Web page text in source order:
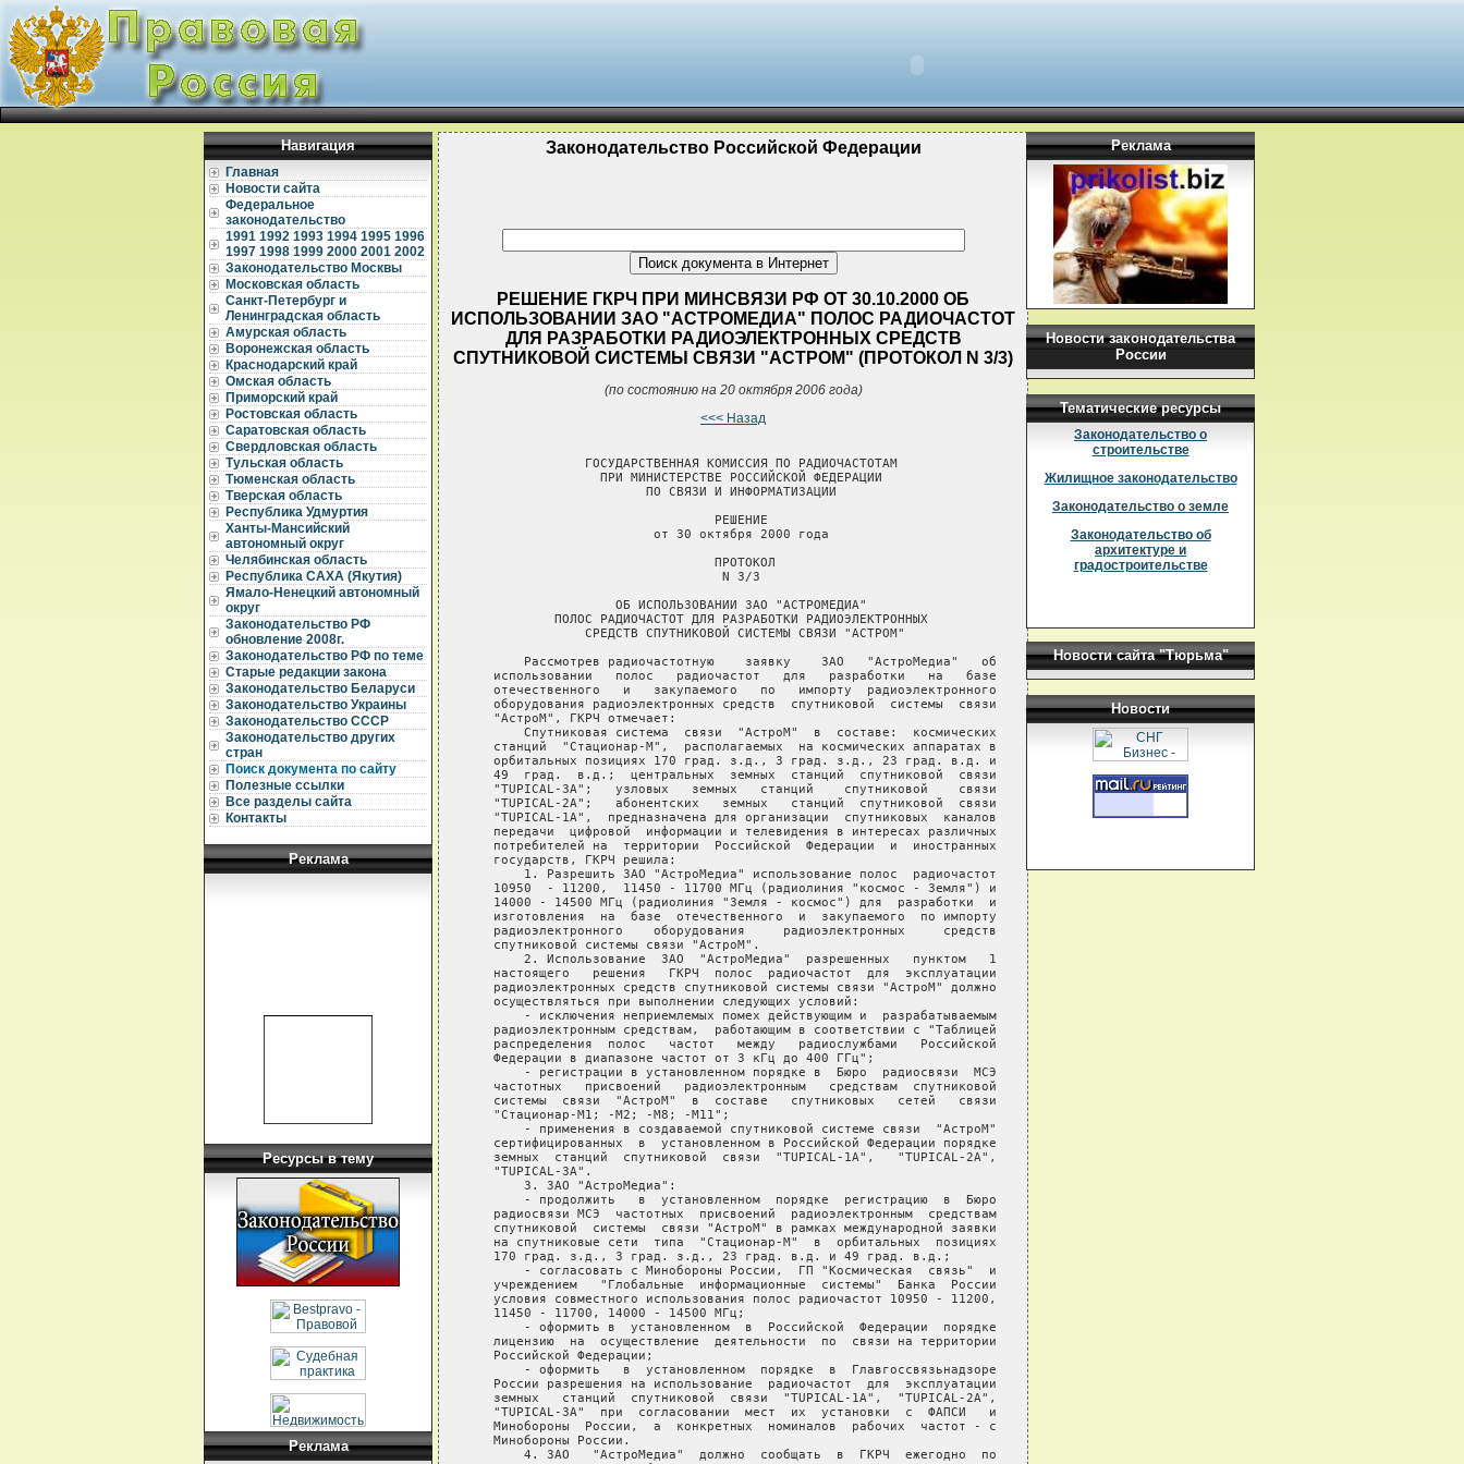
Навигация
Главная
Новости сайта
Федеральное
законодательство
1991 1992 1993 1994 1995 1996
1997 1998 1999 2000 2001 2002
Законодательство Москвы
Московская область
Санкт-Петербург и
Ленинградская область
Амурская область
Воронежская область
Краснодарский край
Омская область
Приморский край
Ростовская область
Саратовская область
Свердловская область
Тульская область
Тюменская область
Тверская область
Республика Удмуртия
Ханты-Мансийский
автономный округ
Челябинская область
Республика САХА (Якутия)
Ямало-Ненецкий автономный
округ
Законодательство РФ
обновление 2008г.
Законодательство РФ по теме
Старые редакции закона
Законодательство Беларуси
Законодательство Украины
Законодательство СССР
Законодательство других
стран
Поиск документа по сайту
Полезные ссылки
Все разделы сайта
Контакты
Реклама
Ресурсы в тему
Реклама
Законодательство Российской Федерации
РЕШЕНИЕ ГКРЧ ПРИ МИНСВЯЗИ РФ ОТ 30.10.2000 ОБ
ИСПОЛЬЗОВАНИИ ЗАО "АСТРОМЕДИА" ПОЛОС РАДИОЧАСТОТ
ДЛЯ РАЗРАБОТКИ РАДИОЭЛЕКТРОННЫХ СРЕДСТВ
СПУТНИКОВОЙ СИСТЕМЫ СВЯЗИ "АСТРОМ" (ПРОТОКОЛ N 3/3)
(по состоянию на 20 октября 2006 года)
<<< Назад
               ГОСУДАРСТВЕННАЯ КОМИССИЯ ПО РАДИОЧАСТОТАМ
                 ПРИ МИНИСТЕРСТВЕ РОССИЙСКОЙ ФЕДЕРАЦИИ
                       ПО СВЯЗИ И ИНФОРМАТИЗАЦИИ
                                РЕШЕНИЕ
                        от 30 октября 2000 года
                                ПРОТОКОЛ
                                 N 3/3
                   ОБ ИСПОЛЬЗОВАНИИ ЗАО "АСТРОМЕДИА"
           ПОЛОС РАДИОЧАСТОТ ДЛЯ РАЗРАБОТКИ РАДИОЭЛЕКТРОННЫХ
               СРЕДСТВ СПУТНИКОВОЙ СИСТЕМЫ СВЯЗИ "АСТРОМ"
       Рассмотрев радиочастотную    заявку    ЗАО   "АстроМедиа"   об
   использовании   полос   радиочастот   для   разработки   на   базе
   отечественного   и   закупаемого   по   импорту  радиоэлектронного
   оборудования радиоэлектронных средств  спутниковой  системы  связи
   "АстроМ", ГКРЧ отмечает:
       Спутниковая система  связи  "АстроМ"  в  составе:  космических
   станций  "Стационар-М",  располагаемых  на космических аппаратах в
   орбитальных позициях 170 град. з.д., 3 град. з.д., 23 град. в.д. и
   49  град.  в.д.;  центральных  земных  станций  спутниковой  связи
   "TUPICAL-3A";   узловых   земных   станций    спутниковой    связи
   "TUPICAL-2A";   абонентских   земных   станций  спутниковой  связи
   "TUPICAL-1A",  предназначена для организации  спутниковых  каналов
   передачи  цифровой  информации и телевидения в интересах различных
   потребителей на  территории  Российской  Федерации  и  иностранных
   государств, ГКРЧ решила:
       1. Разрешить ЗАО "АстроМедиа" использование полос  радиочастот
   10950  - 11200,  11450 - 11700 МГц (радиолиния "космос - Земля") и
   14000 - 14500 МГц (радиолиния "Земля - космос") для  разработки  и
   изготовления  на  базе  отечественного  и  закупаемого  по импорту
   радиоэлектронного    оборудования     радиоэлектронных     средств
   спутниковой системы связи "АстроМ".
       2. Использование  ЗАО  "АстроМедиа"  разрешенных   пунктом   1
   настоящего   решения   ГКРЧ  полос  радиочастот  для  эксплуатации
   радиоэлектронных средств спутниковой системы связи "АстроМ" должно
   осуществляться при выполнении следующих условий:
       - исключения неприемлемых помех действующим и  разрабатываемым
   радиоэлектронным средствам,  работающим в соответствии с "Таблицей
   распределения  полос   частот   между   радиослужбами   Российской
   Федерации в диапазоне частот от 3 кГц до 400 ГГц";
       - регистрации в установленном порядке в  Бюро  радиосвязи  МСЭ
   частотных   присвоений   радиоэлектронным   средствам  спутниковой
   системы  связи  "АстроМ"  в  составе   спутниковых   сетей   связи
   "Стационар-М1; -М2; -М8; -М11";
       - применения в создаваемой спутниковой системе связи  "АстроМ"
   сертифицированных  в  установленном в Российской Федерации порядке
   земных  станций  спутниковой  связи  "TUPICAL-1A",   "TUPICAL-2A",
   "TUPICAL-3A".
       3. ЗАО "АстроМедиа":
       - продолжить   в  установленном  порядке  регистрацию  в  Бюро
   радиосвязи МСЭ  частотных  присвоений  радиоэлектронным  средствам
   спутниковой  системы  связи "АстроМ" в рамках международной заявки
   на спутниковые сети  типа  "Стационар-М"  в  орбитальных  позициях
   170 град. з.д., 3 град. з.д., 23 град. в.д. и 49 град. в.д.;
       - согласовать с Минобороны России,  ГП "Космическая  связь"  и
   учреждением   "Глобальные  информационные  системы"  Банка  России
   условия совместного использования полос радиочастот 10950 - 11200,
   11450 - 11700, 14000 - 14500 МГц;
       - оформить в  установленном  в  Российской  Федерации  порядке
   лицензию  на  осуществление  деятельности  по  связи на территории
   Российской Федерации;
       - оформить   в  установленном  порядке  в  Главгоссвязьнадзоре
   России разрешения на использование  радиочастот  для  эксплуатации
   земных   станций  спутниковой  связи  "TUPICAL-1A",  "TUPICAL-2A",
   "TUPICAL-3A"  при  согласовании  мест  их  установки  с  ФАПСИ   и
   Минобороны  России,  а  конкретных  номиналов  рабочих  частот - с
   Минобороны России.
       4. ЗАО   "АстроМедиа"  должно  сообщать  в  ГКРЧ  ежегодно  по
Реклама
Новости законодательства
России
Тематические ресурсы
Законодательство о
строительстве
Жилищное законодательство
Законодательство о земле
Законодательство об
архитектуре и
градостроительстве
Новости сайта "Тюрьма"
Новости